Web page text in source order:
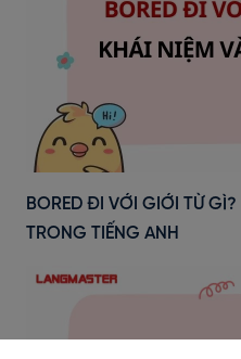
BORED ĐI VỚI GIỚI TỪ GÌ?
TRONG TIẾNG ANH